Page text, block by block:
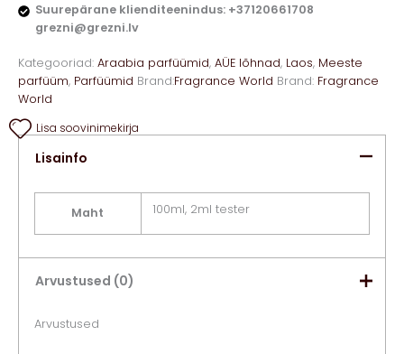
Suurepärane klienditeenindus: +37120661708
grezni@grezni.lv
Kategooriad: Araabia parfüümid, AÜE lõhnad, Laos, Meeste
parfüüm, Parfüümid Brand:Fragrance World Brand: Fragrance
World
Lisa soovinimekirja
Lisainfo
Maht 100ml, 2ml tester
Arvustused (0)
Arvustused